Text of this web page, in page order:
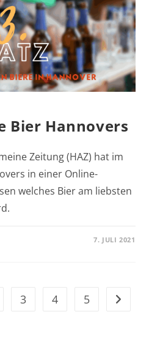
Bier Hannovers
Zeitung (HAZ) hat im
in einer Online-
welches Bier am liebsten
7. JULI 2021
3 4 5 Zur